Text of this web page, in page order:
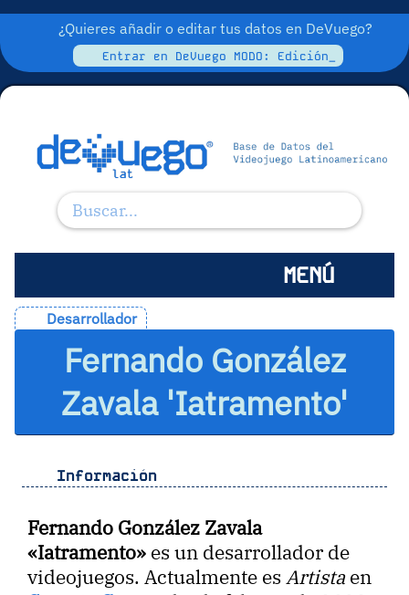
¿Quieres añadir o editar tus datos en DeVuego?
Entrar en DeVuego MODO: Edición_
MENÚ
Desarrollador
Fernando González
Zavala 'Iatramento'
Información
Fernando González Zavala
«Iatramento» es un desarrollador de
videojuegos. Actualmente esArtista en